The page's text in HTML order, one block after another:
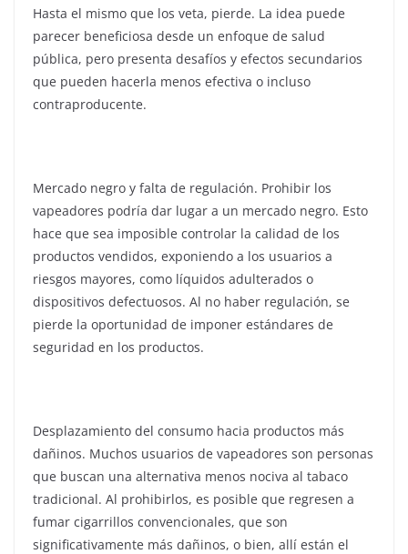
Hasta el mismo que los veta, pierde. La idea puede
parecer beneficiosa desde un enfoque de salud
pública, pero presenta desafíos y efectos secundarios
que pueden hacerla menos efectiva o incluso
contraproducente.
Mercado negro y falta de regulación. Prohibir los
vapeadores podría dar lugar a un mercado negro. Esto
hace que sea imposible controlar la calidad de los
productos vendidos, exponiendo a los usuarios a
riesgos mayores, como líquidos adulterados o
dispositivos defectuosos. Al no haber regulación, se
pierde la oportunidad de imponer estándares de
seguridad en los productos.
Desplazamiento del consumo hacia productos más
dañinos. Muchos usuarios de vapeadores son personas
que buscan una alternativa menos nociva al tabaco
tradicional. Al prohibirlos, es posible que regresen a
fumar cigarrillos convencionales, que son
significativamente más dañinos, o bien, allí están el